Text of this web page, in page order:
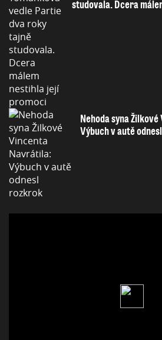
studovala. Dcera
Nehoda syna
Výbuch v autě